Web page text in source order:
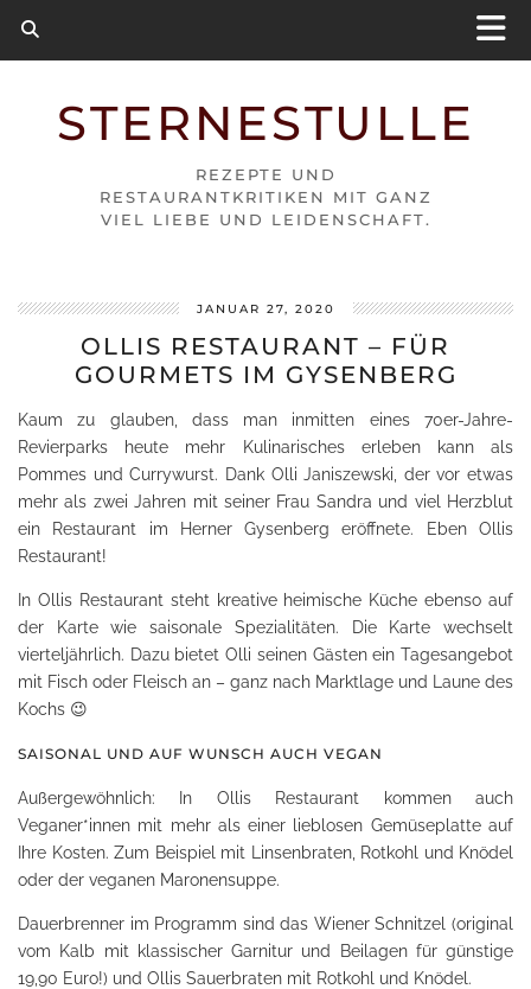
STERNESTULLE
REZEPTE UND
RESTAURANTKRITIKEN MIT GANZ
VIEL LIEBE UND LEIDENSCHAFT.
JANUAR 27, 2020
OLLIS RESTAURANT – FÜR
GOURMETS IM GYSENBERG
Kaum zu glauben, dass man inmitten eines 70er-Jahre-
Revierparks heute mehr Kulinarisches erleben kann als
Pommes und Currywurst. Dank Olli Janiszewski, der vor etwas
mehr als zwei Jahren mit seiner Frau Sandra und viel Herzblut
ein Restaurant im Herner Gysenberg eröffnete. Eben Ollis
Restaurant!
In Ollis Restaurant steht kreative heimische Küche ebenso auf
der Karte wie saisonale Spezialitäten. Die Karte wechselt
vierteljährlich. Dazu bietet Olli seinen Gästen ein Tagesangebot
mit Fisch oder Fleisch an – ganz nach Marktlage und Laune des
Kochs 😉
SAISONAL UND AUF WUNSCH AUCH VEGAN
Außergewöhnlich: In Ollis Restaurant kommen auch
Veganer*innen mit mehr als einer lieblosen Gemüseplatte auf
Ihre Kosten. Zum Beispiel mit Linsenbraten, Rotkohl und Knödel
oder der veganen Maronensuppe.
Dauerbrenner im Programm sind das Wiener Schnitzel (original
vom Kalb mit klassischer Garnitur und Beilagen für günstige
19,90 Euro!) und Ollis Sauerbraten mit Rotkohl und Knödel.